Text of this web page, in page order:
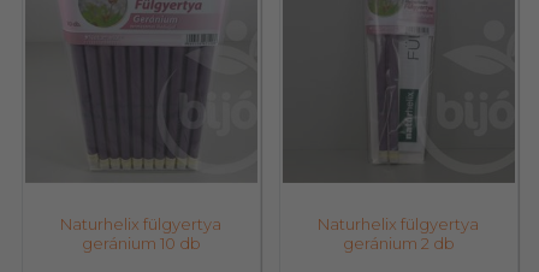
Naturhelix fülgyertya
geránium 10 db
Naturhelix fülgyertya
geránium 2 db